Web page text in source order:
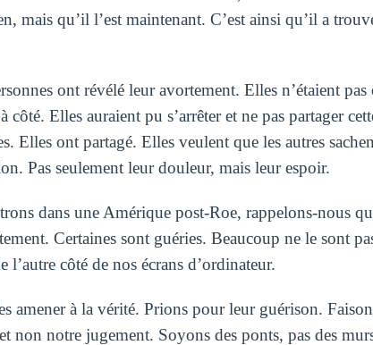
mais qu’il l’est maintenant. C’est ainsi qu’il a
ont révélé leur avortement. Elles n’étaient
côté. Elles auraient pu s’arrêter et ne pas partager
Elles ont partagé. Elles veulent que les autres
Pas seulement leur douleur, mais leur espoir.
dans une Amérique post-Roe, rappelons-nous
Certaines sont guéries. Beaucoup ne le sont
l’autre côté de nos écrans d’ordinateur.
amener à la vérité. Prions pour leur guérison.
non notre jugement. Soyons des ponts, pas des